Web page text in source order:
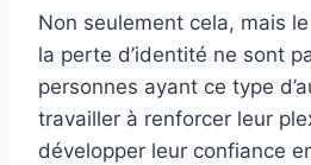
Non seulement cela, mais
la perte d’identité ne sont
personnes ayant ce type
travailler à renforcer leur
développer leur confiance